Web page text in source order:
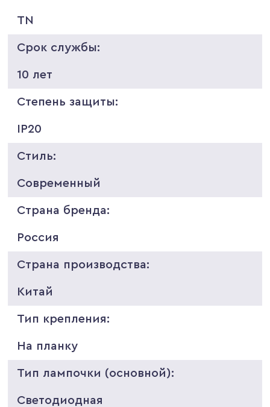
TN
Срок службы:
10 лет
Степень защиты:
IP20
Стиль:
Современный
Страна бренда:
Россия
Страна производства:
Китай
Тип крепления:
На планку
Тип лампочки (основной):
Светодиодная